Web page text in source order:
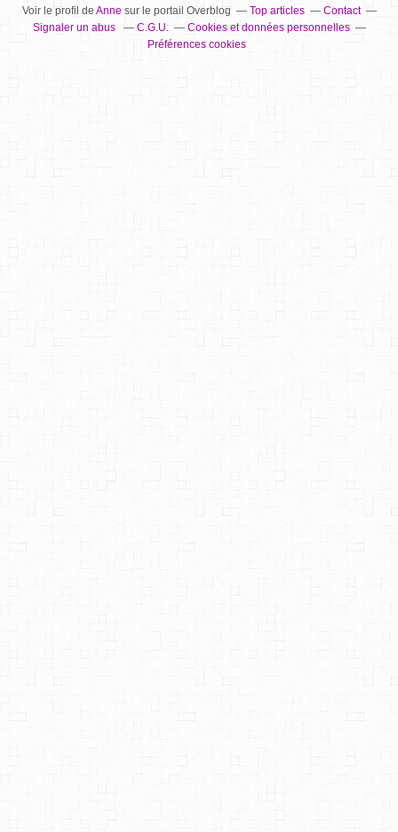
Voir le profil de Annesur le portail Overblog Top articles
Contact
Signaler un abus
C.G.U.
Cookies et données personnelles
Préférences cookies